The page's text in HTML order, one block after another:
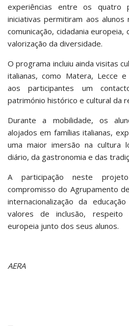
experiências entre os quatro
iniciativas permitiram aos
comunicação, cidadania
valorização da diversidade.
O programa incluiu ainda visitas
italianas, como Matera, Lecce
aos participantes um
património histórico e cultural da
Durante a mobilidade, os
alojados em famílias italianas,
uma maior imersão na cultura
diário, da gastronomia e das
A participação neste
compromisso do Agrupamento
internacionalização da
valores de inclusão, respeito
europeia junto dos seus alunos.
AERA